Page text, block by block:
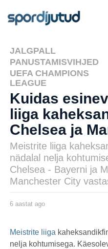
JALGPALL
PANUSTAMISVIHJED
UEFA CHAMPIONS
LEAGUE
Kuidas
liiga
Chelsea ja
Meistrite liiga
nädalal nelja
Chelsea - Bayerni ja
Manchester City
msavi
6 aastat ago
t
a
t
Meistrite liiga
nelja kohtumisega.